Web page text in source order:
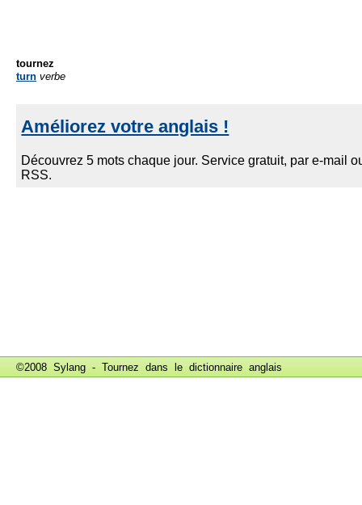
tournez
turn verbe
©2008 Sylang - Tournez dans le dictionnaire anglais